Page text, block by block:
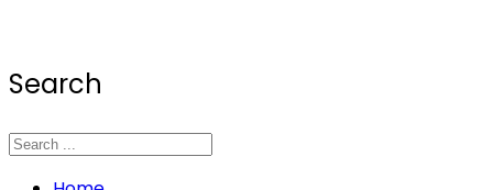
Search